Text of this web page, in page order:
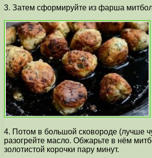
3. Затем сформируйте из фарша
4. Потом в большой сковороде (лучше
разогрейте масло. Обжарьте в нём
золотистой корочки пару минут.